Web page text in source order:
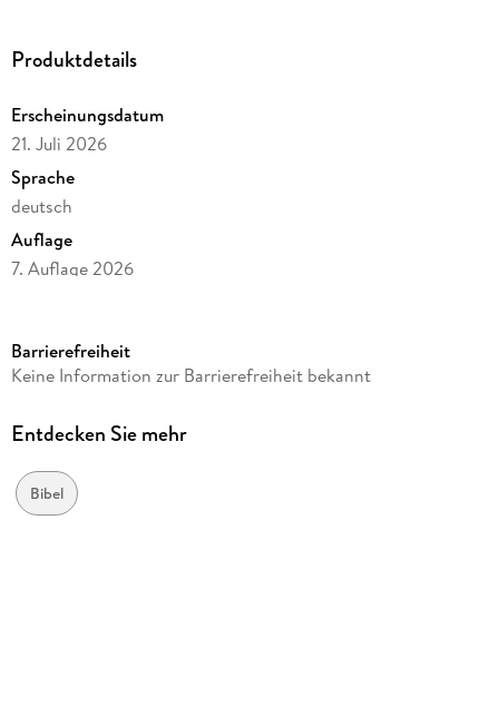
diversen Hintergrundinformationen zur Umwelt der Bibel.
Produktdetails
Erscheinungsdatum
21. Juli 2026
Sprache
deutsch
Auflage
7. Auflage 2026
Verlag/Hersteller
Originalsprache
Produktart
Leder
Barrierefreiheit
Keine Information zur Barrierefreiheit bekannt
Entdecken Sie mehr
Bibel